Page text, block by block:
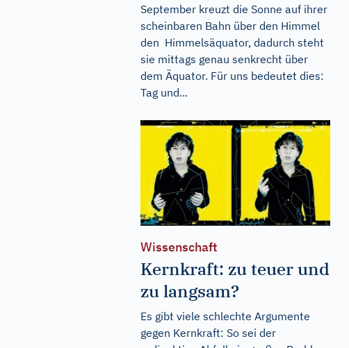
September kreuzt die Sonne auf ihrer
scheinbaren Bahn über den Himmel
den Himmelsäquator, dadurch steht
sie mittags genau senkrecht über
dem Äquator. Für uns bedeutet dies:
Tag und...
Wissenschaft
Kernkraft: zu teuer und
zu langsam?
Es gibt viele schlechte Argumente
gegen Kernkraft: So sei der